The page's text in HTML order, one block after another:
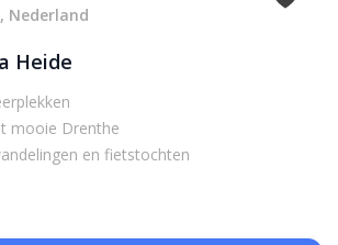
Nederland
Heide
mooie Drenthe
en fietstochten